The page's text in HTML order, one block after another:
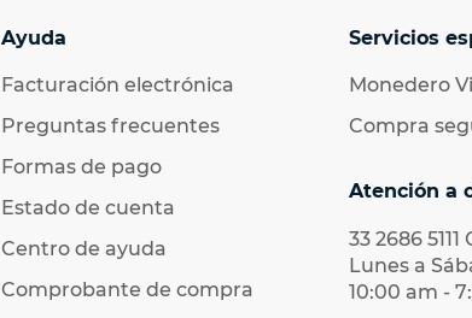
Ayuda
Facturación electrónica
Preguntas frecuentes
Formas de pago
Estado de cuenta
Centro de ayuda
Comprobante de compra
Servicios
Monedero
Compra
Atención a
33 2686 5111
Lunes a
10:00 am -